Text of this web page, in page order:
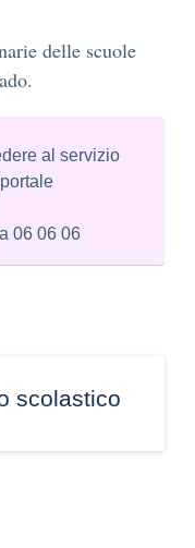
delle scuole
al servizio
06 06 06
scolastico